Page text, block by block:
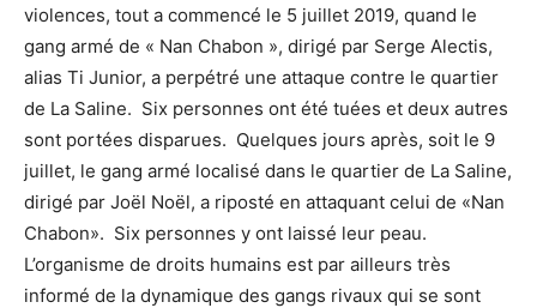
violences, tout a commencé le 5 juillet 2019, quand le
gang armé de « Nan Chabon », dirigé par Serge Alectis,
alias Ti Junior, a perpétré une attaque contre le quartier
de La Saline. Six personnes ont été tuées et deux autres
sont portées disparues. Quelques jours après, soit le 9
juillet, le gang armé localisé dans le quartier de La Saline,
dirigé par Joël Noël, a riposté en attaquant celui de «Nan
Chabon». Six personnes y ont laissé leur peau.
L’organisme de droits humains est par ailleurs très
informé de la dynamique des gangs rivaux qui se sont